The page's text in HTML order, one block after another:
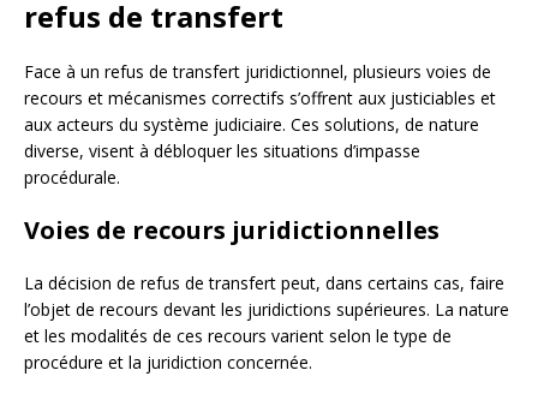
refus de transfert
Face à un refus de transfert juridictionnel, plusieurs voies de
recours et mécanismes correctifs s’offrent aux justiciables et
aux acteurs du système judiciaire. Ces solutions, de nature
diverse, visent à débloquer les situations d’impasse
procédurale.
Voies de recours juridictionnelles
La décision de refus de transfert peut, dans certains cas, faire
l’objet de recours devant les juridictions supérieures. La nature
et les modalités de ces recours varient selon le type de
procédure et la juridiction concernée.